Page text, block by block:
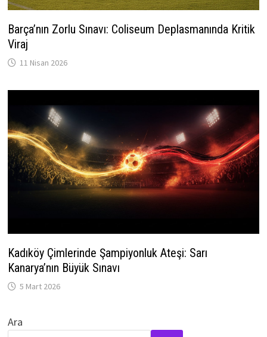
Barça’nın Zorlu Sınavı: Coliseum Deplasmanında Kritik
Viraj
11 Nisan 2026
Kadıköy Çimlerinde Şampiyonluk Ateşi: Sarı
Kanarya’nın Büyük Sınavı
5 Mart 2026
Ara